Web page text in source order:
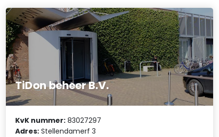
TiDon beheer B.V.
KvK nummer: 83027297
Adres: Stellendamerf 3